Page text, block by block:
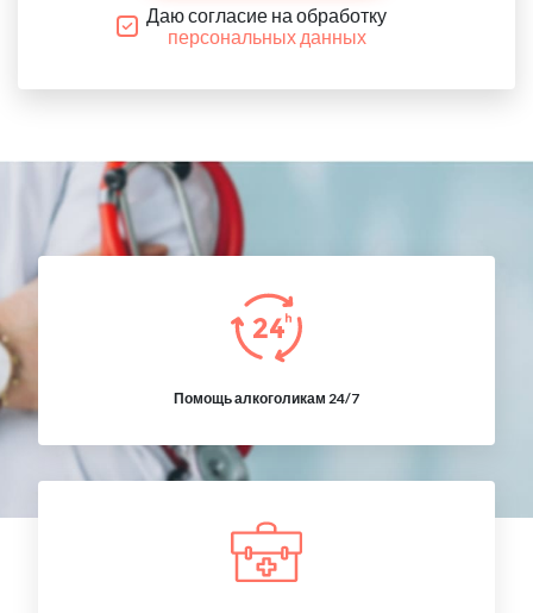
Даю согласие на обработку
персональных данных
Помощь алкоголикам 24/7